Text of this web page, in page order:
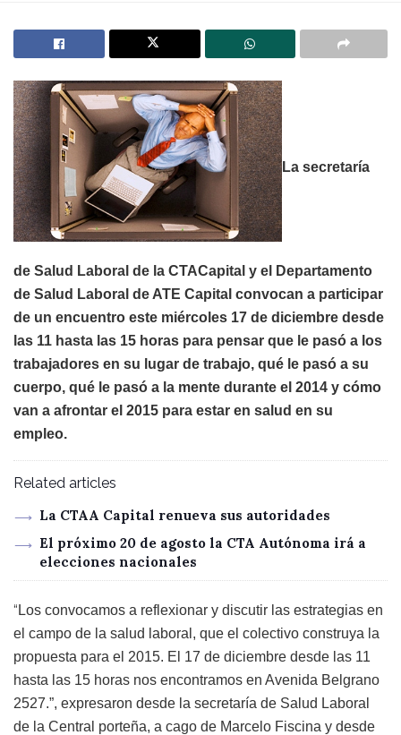
La secretaría
de Salud Laboral de la CTACapital y el Departamento
de Salud Laboral de ATE Capital convocan a participar
de un encuentro este miércoles 17 de diciembre desde
las 11 hasta las 15 horas para pensar que le pasó a los
trabajadores en su lugar de trabajo, qué le pasó a su
cuerpo, qué le pasó a la mente durante el 2014 y cómo
van a afrontar el 2015 para estar en salud en su
empleo.
Related articles
La CTAA Capital renueva sus autoridades
El próximo 20 de agosto la CTA Autónoma irá a
elecciones nacionales
“ Los convocamos a reflexionar y discutir las estrategias en
el campo de la salud laboral, que el colectivo construya la
propuesta para el 2015. El 17 de diciembre desde las 11
hasta las 15 horas nos encontramos en Avenida Belgrano
2527.”, expresaron desde la secretaría de Salud Laboral
de la Central porteña, a cago de Marcelo Fiscina y desde